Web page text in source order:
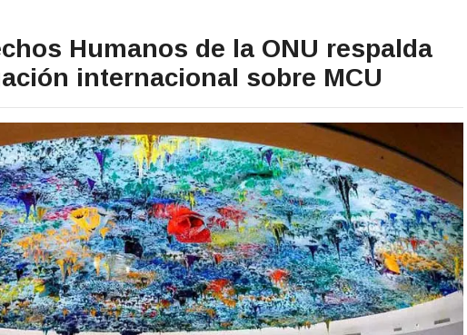
Humanos de la ONU respalda
internacional sobre MCU